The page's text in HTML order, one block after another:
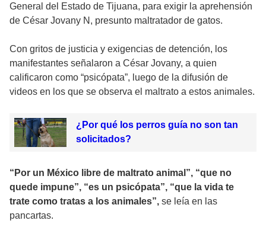
General del Estado de Tijuana, para exigir la aprehensión
de César Jovany N, presunto maltratador de gatos.
Con gritos de justicia y exigencias de detención, los
manifestantes señalaron a César Jovany, a quien
calificaron como “psicópata”, luego de la difusión de
videos en los que se observa el maltrato a estos animales.
¿Por qué los perros guía no son tan
solicitados?
“Por un México libre de maltrato animal”, “que no
quede impune”, “es un psicópata”, “que la vida te
trate como tratas a los animales”, se leía en las
pancartas.